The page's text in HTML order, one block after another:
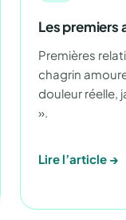
Les premiers
Premières
chagrin
douleur réelle,
».
Lire l’article →